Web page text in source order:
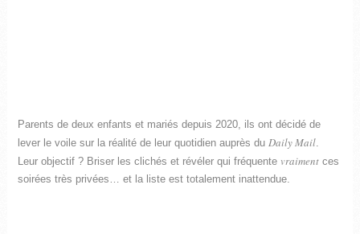
Parents de deux enfants et mariés depuis 2020, ils ont décidé de
lever le voile sur la réalité de leur quotidien auprès du Daily Mail.
Leur objectif ? Briser les clichés et révéler qui fréquente vraimentces
soirées très privées… et la liste est totalement inattendue.